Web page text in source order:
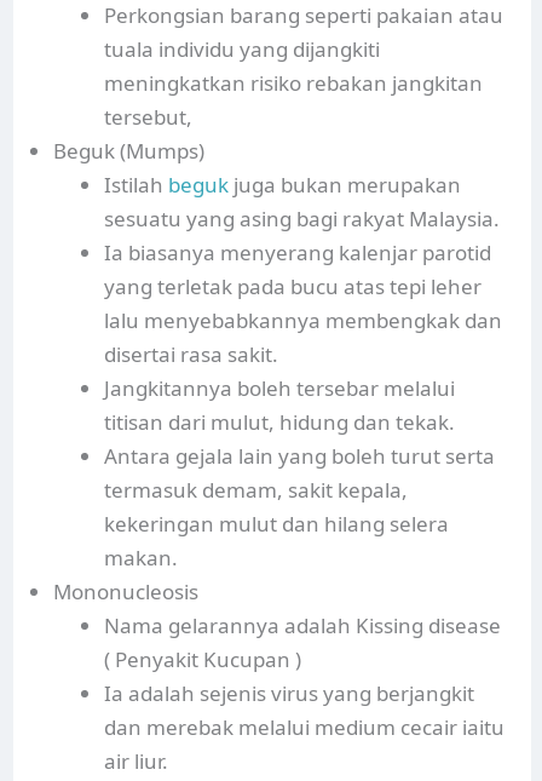
Perkongsian barang seperti pakaian atau
tuala individu yang dijangkiti
meningkatkan risiko rebakan jangkitan
tersebut,
Beguk (Mumps)
Istilah begukjuga bukan merupakan
sesuatu yang asing bagi rakyat Malaysia.
Ia biasanya menyerang kalenjar parotid
yang terletak pada bucu atas tepi leher
lalu menyebabkannya membengkak dan
disertai rasa sakit.
Jangkitannya boleh tersebar melalui
titisan dari mulut, hidung dan tekak.
Antara gejala lain yang boleh turut serta
termasuk demam, sakit kepala,
kekeringan mulut dan hilang selera
makan.
Mononucleosis
Nama gelarannya adalah Kissing disease
( Penyakit Kucupan )
Ia adalah sejenis virus yang berjangkit
dan merebak melalui medium cecair iaitu
air liur.